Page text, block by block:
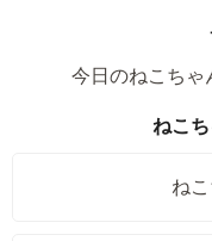
今日のねこちゃ
ねこ
ね